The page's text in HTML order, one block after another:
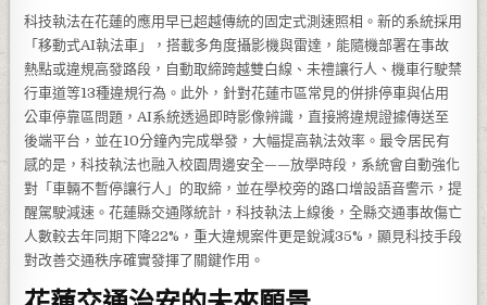
科技執法在花蓮的應用早已超越傳統的固定式測速照相。新的系統採用
「移動式AI執法車」，搭載多角度攝影機與雷達，能隨機部署在事故
熱點或違規高發路段，自動取締跨越雙白線、未禮讓行人、機車行駛禁
行車道等13種違規行為。此外，針對花蓮市區常見的併排停車與佔用
公車停靠區問題，AI系統透過即時影像辨識，直接將違規證據傳送至
後端平台，並在10分鐘內完成舉發，大幅提高執法效率。最令居民有
感的是，科技執法也融入校園周邊安全——放學時段，系統會自動強化
對「車輛不暫停讓行人」的取締，並在學校旁的路口增設語音警示，提
醒駕駛減速。花蓮縣交通隊統計，科技執法上線後，全縣交通事故傷亡
人數較去年同期下降22%，重大違規案件更是銳減35%，顯見科技手段
對改善交通秩序確實發揮了關鍵作用。